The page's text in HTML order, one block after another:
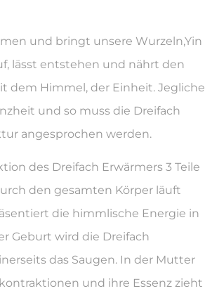
und bringt unsere Wurzeln,Yin
lässt entstehen und nährt den
dem Himmel, der Einheit. Jegliche
und so muss die Dreifach
angesprochen werden.
des Dreifach Erwärmers 3 Teile
den gesamten Körper läuft
die himmlische Energie in
Geburt wird die Dreifach
das Saugen. In der Mutter
und ihre Essenz zieht